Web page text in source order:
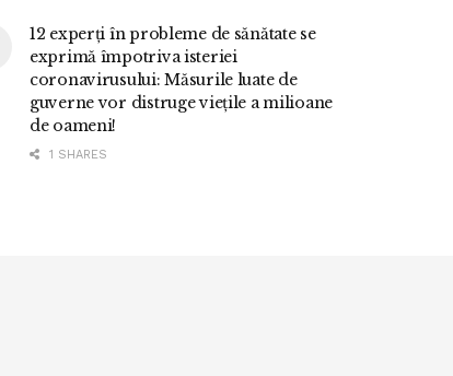
12 experți în probleme de sănătate se
exprimă împotriva isteriei
coronavirusului: Măsurile luate de
guverne vor distruge viețile a milioane
de oameni!
1 SHARES